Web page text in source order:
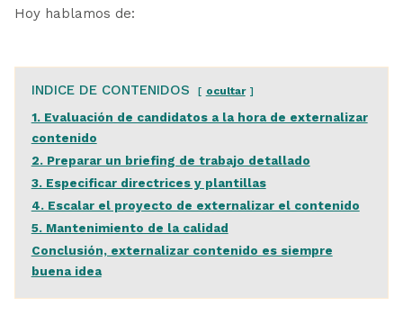
Hoy hablamos de:
INDICE DE CONTENIDOS ocultar
1. Evaluación de candidatos a la hora de externalizar
contenido
2. Preparar un briefing de trabajo detallado
3. Especificar directrices y plantillas
4. Escalar el proyecto de externalizar el contenido
5. Mantenimiento de la calidad
Conclusión, externalizar contenido es siempre
buena idea